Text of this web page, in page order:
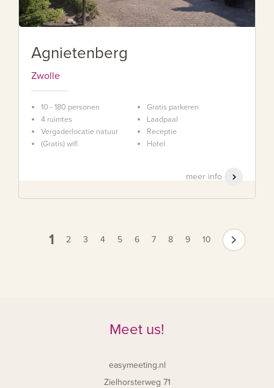
Agnietenberg
Zwolle
10 - 180 personen
4 ruimtes
Vergaderlocatie natuur
(Gratis) wifi
Gratis parkeren
Laadpaal
Receptie
Hotel
meer info
1 2 3 4 5 6 7 8 9 10
Meet us!
easymeeting.nl
Zielhorsterweg 71